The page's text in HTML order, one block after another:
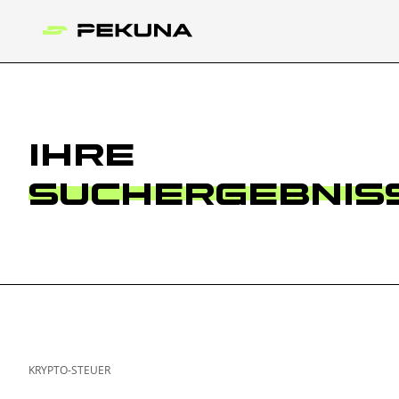
IHRE
KRYPTO-STEUER